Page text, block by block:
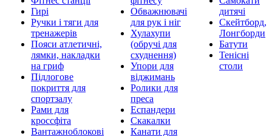
Гирі
Ручки і тяги для
тренажерів
Пояси атлетичні,
лямки, накладки
на гриф
Підлогове
покриття для
спортзалу
Рами для
кроссфіта
Вантажноблокові
Обважнювачі
для рук і ніг
Хулахупи
(обручі для
схуднення)
Упори для
віджимань
Ролики для
преса
Еспандери
Скакалки
Канати для
дитячі
Скейтборд,
Лонгборди
Батути
Тенісні
столи